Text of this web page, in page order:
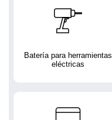
Batería para herramientas
eléctricas